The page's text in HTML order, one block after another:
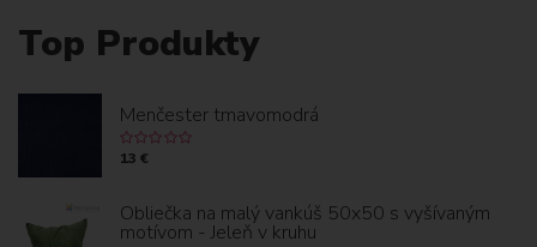
Top Produkty
Menčester tmavomodrá
13 €
Obliečka na malý vankúš 50x50 s vyšívaným
motívom - Jeleň v kruhu